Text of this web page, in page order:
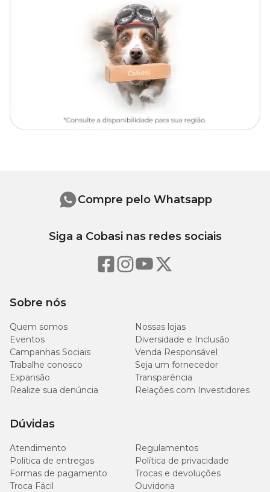
Proteína Bruta (mín) 19,00% 190g/kg
Extrato Etéreo (mín) 14,50% 145g/kg
Matéria Mineral (máx.) 4,00% 40g/kg
Matéria Fibrosa (máx.) 3,00% 30g/kg
Cálcio (máx.) 0,50% 5.000mg/kg
Cálcio (mín) 0,10% 1.000mg/kg
Fósforo (mín) 0,10% 1.000mg/kg
Sódio (mín) 0,15% 1.500mg/kg
Energia Metabolizável 4226 kcal/kg 22,4 kcal/unidade
O seu pet merece o melhor. Na Cobasi, você encontra oCookie
Sobre nós
Quem somos
Nossas lojas
Eventos
Diversidade e Inclusão
Campanhas Sociais
Venda Responsável
Trabalhe conosco
Seja um fornecedor
Expansão
Transparência
Realize sua denúncia
Relações com Investidores
Dúvidas
Atendimento
Regulamentos
Política de entregas
Política de privacidade
Formas de pagamento
Trocas e devoluções
Troca Fácil
Ouvidoria
Compre pelo Whatsapp
Siga a Cobasi nas redes sociais